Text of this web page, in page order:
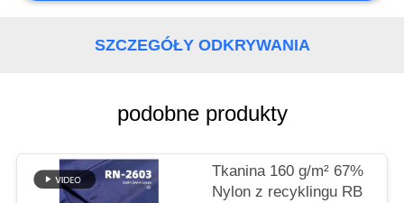
AKTUALNOŚCI
PRZYPADKI
SITEMAP
SZCZEGÓŁY ODKRYWANIA
podobne produkty
Tkanina 160 g/m² 67%
Nylon z recyklingu RB